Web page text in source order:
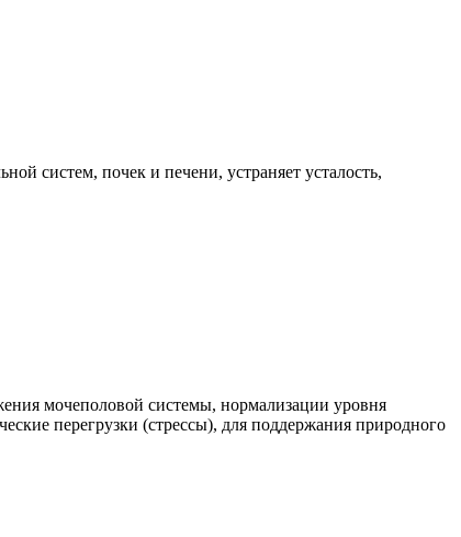
систем, почек и печени, устраняет усталость,
мочеполовой системы, нормализации уровня
перегрузки (стрессы), для поддержания природного